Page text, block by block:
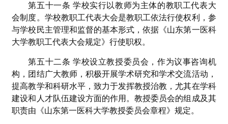
第五十一条 学校实行以教师为主体的教职工代表大
会制度。学校教职工代表大会是教职工依法行使权利，参
与学校民主管理和监督的基本形式，依据《山东第一医科
大学教职工代表大会规定》行使职权。
第五十二条 学校设立教授委员会，作为议事咨询机
构，团结广大教师，积极开展学术研究和学术交流活动，
提高教学和科研水平，致力于发挥教授治教，尤其在学科
建设和人才队伍建设方面的作用。教授委员会的组成及其
职责由《山东第一医科大学教授委员会章程》规定。